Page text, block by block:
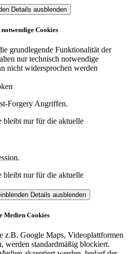
Details ausblenden
notwendige Cookies
grundlegende Funktionalität der
nur technisch notwendige
nicht widersprochen werden
Forgery Angriffen.
bleibt nur für die aktuelle
bleibt nur für die aktuelle
Details ausblenden
Medien Cookies
z.B. Google Maps, Videoplattformen
werden standardmäßig blockiert.